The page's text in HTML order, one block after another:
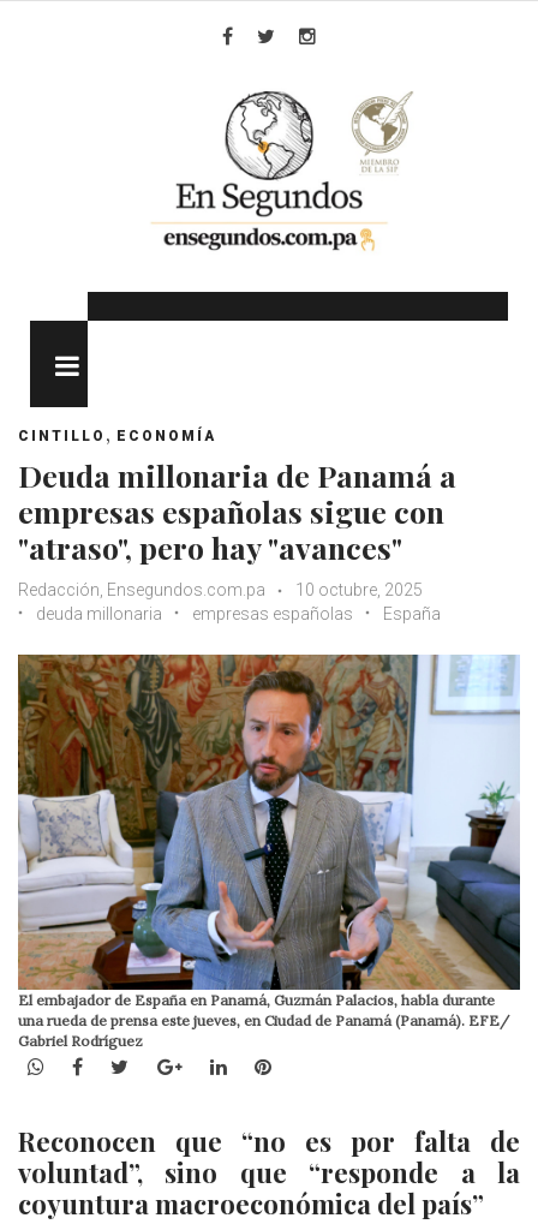
CINTILLO , ECONOMÍA
Deuda millonaria de Panamá a
empresas españolas sigue con
"atraso", pero hay "avances"
Redacción, Ensegundos.com.pa
10 octubre, 2025
deuda millonaria
empresas españolas España
El embajador de España en Panamá, Guzmán Palacios, habla durante
una rueda de prensa este jueves, en Ciudad de Panamá (Panamá). EFE/
Gabriel Rodríguez
WhatsApp
Facebook
TwitterGoogle+LinkedInPinterest
Reconocen que “no es por falta de
voluntad”, sino que “responde a la
coyuntura macroeconómica del país”